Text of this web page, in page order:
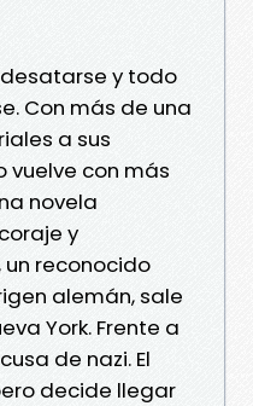
y todo
Con más de una
a sus
vuelve con más
novela
y
un reconocido
alemán, sale
York. Frente a
de nazi. El
decide llegar